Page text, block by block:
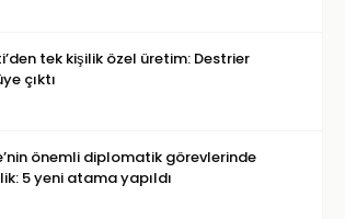
tek kişilik özel üretim: Destrier
çıktı
önemli diplomatik görevlerinde
5 yeni atama yapıldı